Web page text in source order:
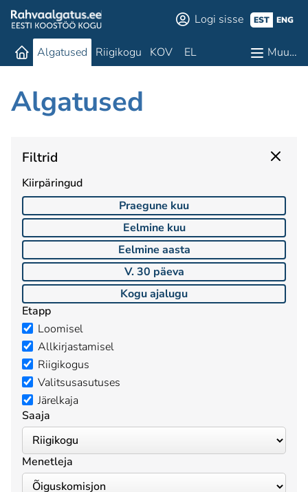
Logi sisse EST ENG
Algatused Riigikogu KOV EL Muu…
Algatused
Filtrid
Kiirpäringud
Praegune kuu
Eelmine kuu
Eelmine aasta
V. 30 päeva
Kogu ajalugu
Etapp
Loomisel
Allkirjastamisel
Riigikogus
Valitsusasutuses
Järelkaja
Saaja
Menetleja